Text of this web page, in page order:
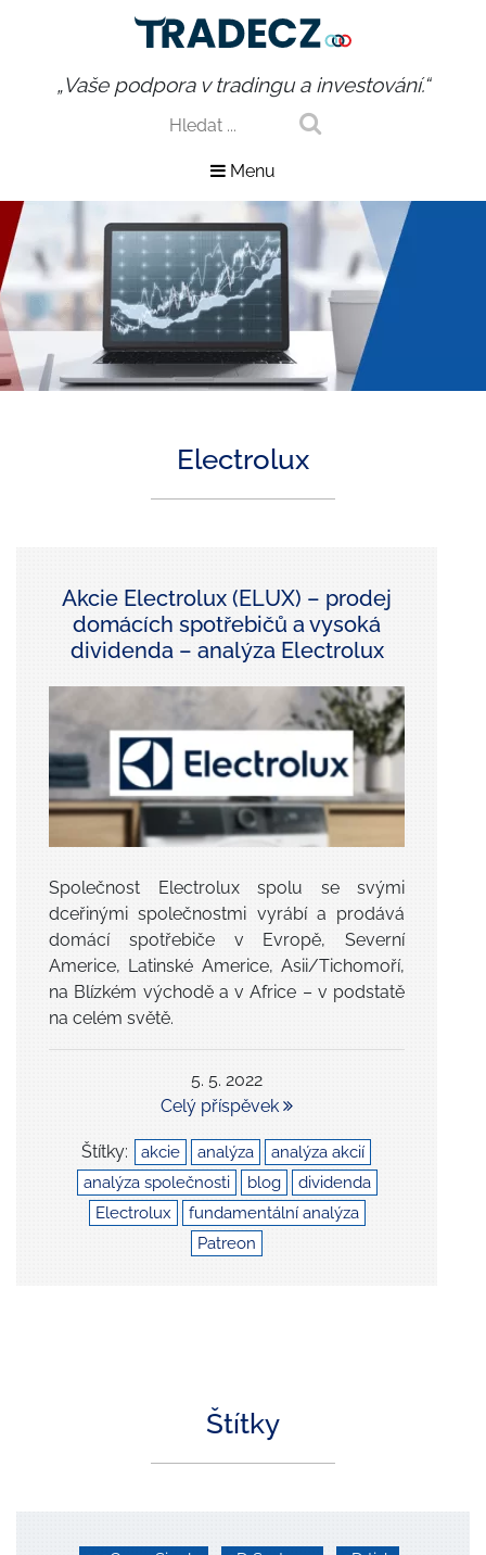
„Vaše podpora v tradingu a investování.“
Menu
Electrolux
Akcie Electrolux (ELUX) – prodej
domácích spotřebičů a vysoká
dividenda – analýza Electrolux
Společnost Electrolux spolu se svými
dceřinými společnostmi vyrábí a prodává
domácí spotřebiče v Evropě, Severní
Americe, Latinské Americe, Asii/Tichomoří,
na Blízkém východě a v Africe – v podstatě
na celém světě.
5. 5. 2022
Celý příspěvek
Štítky: akcie analýza
analýza akcií
analýza společnosti
blog
dividenda
Electrolux
fundamentální analýza
Patreon
Štítky